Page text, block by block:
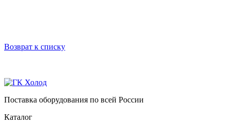
Возврат к списку
Поставка оборудования по всей России
Каталог